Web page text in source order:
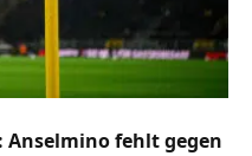
Anselmino fehlt gegen